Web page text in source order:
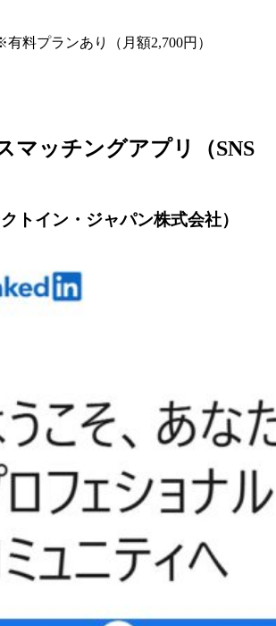
料プランあり（月額2,700円）
マッチングアプリ（SNS
トイン・ジャパン株式会社）